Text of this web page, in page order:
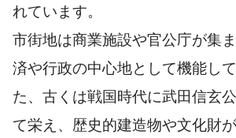
れています。
市街地は商業施設や官公庁が集
済や行政の中心地として機能し
た、古くは戦国時代に武田信玄
て栄え、歴史的建造物や文化財